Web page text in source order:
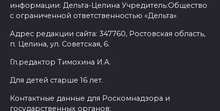
информации: Дельта-Целина Учредитель:Общество
с ограниченной ответственностью «Дельта»
Адрес редакции сайта: 347760, Ростовская область,
п. Целина, ул. Советская, 6.
Гл.редактор Тимохина И.А.
Для детей старше 16 лет.
Контактные данные для Роскомнадзора и
государственных органов: